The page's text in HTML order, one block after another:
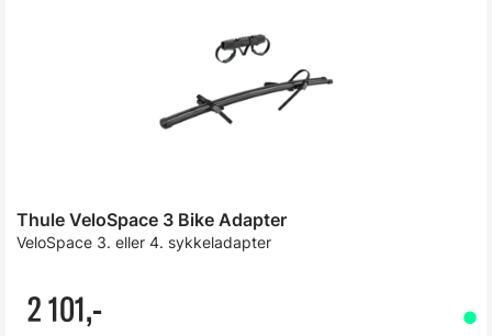
Thule VeloSpace 3 Bike Adapter
VeloSpace 3. eller 4. sykkeladapter
2 101,-